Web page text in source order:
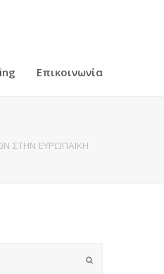
Επικοινωνία
ΣΤΗΝ ΕΥΡΩΠΑΪΚΗ